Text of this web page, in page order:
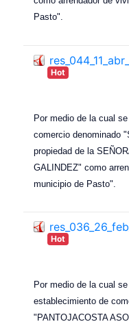
Pasto".
Hot
Por medio de la cual
comercio denominado
propiedad de la
GALINDEZ" como
municipio de Pasto".
Hot
Por medio de la cual
establecimiento de
"PANTOJACOSTA